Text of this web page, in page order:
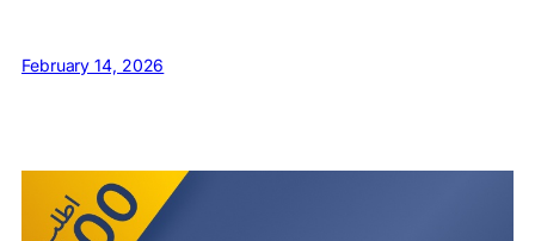
February 14, 2026